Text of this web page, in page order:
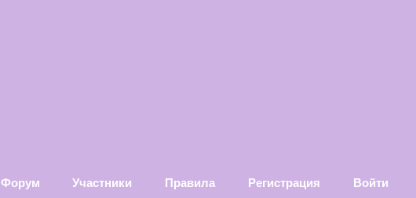
Форум Участники Правила Регистрация Войти